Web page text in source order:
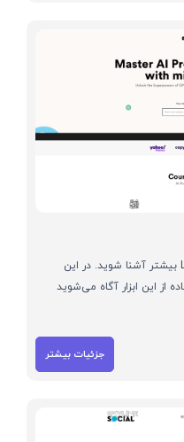
با هوش مصنوعی Learn Prompting Pro بیشتر آشنا شوید. در این
از این ابزار آگاه می‌شوید
جزئیات بیشتر